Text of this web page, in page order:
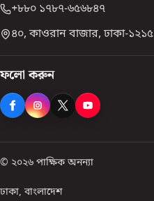
+৮৮০ ১৭৮৭-৬৫৬৮৪৭
৪০, কাওরান বাজার, ঢাকা-১২১৫
ফলো করুন
© ২০২৬ পাক্ষিক অনন্যা
ঢাকা, বাংলাদেশ